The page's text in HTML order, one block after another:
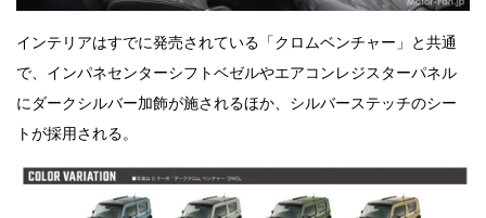
インテリアはすでに発売されている「クロムベンチャー」と共通
で、インパネセンターシフトベゼルやエアコンレジスターパネル
にダークシルバー加飾が施されるほか、シルバーステッチのシー
トが採用される。